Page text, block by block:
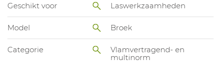
Geschikt voor Laswerkzaamheden
Model Broek
Categorie
Vlamvertragend- en
multinorm